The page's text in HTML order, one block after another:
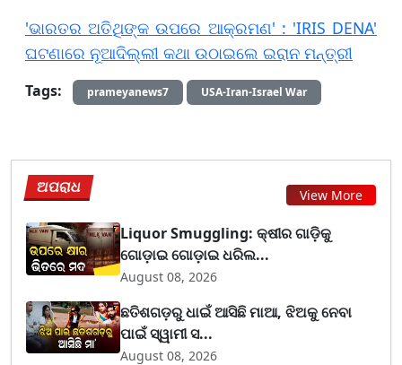
'ଭାରତର ଅତିଥିଙ୍କ ଉପରେ ଆକ୍ରମଣ' : 'IRIS DENA'
ଘଟଣାରେ ନୂଆଦିଲ୍ଲୀ କଥା ଉଠାଇଲେ ଇରାନ ମନ୍ତ୍ରୀ
Tags: prameyanews7 USA-Iran-Israel War
ଅପରାଧ View More
Liquor Smuggling: କ୍ଷୀର ଗାଡ଼ିକୁ
ଗୋଡ଼ାଇ ଗୋଡ଼ାଇ ଧରିଲ...
August 08, 2026
ଛତିଶଗଡ଼ରୁ ଧାଇଁ ଆସିଛି ମାଆ, ଝିଅକୁ ନେବା
ପାଇଁ ସ୍ୱାମୀ ସ...
August 08, 2026